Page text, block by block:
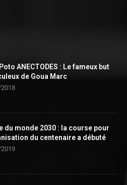
ANECTODES : Le fameux but
de Goua Marc
du monde 2030 : la course pour
du centenaire a débuté